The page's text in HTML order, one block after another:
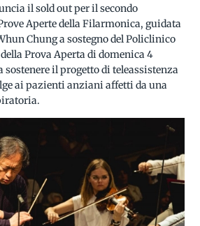
il sold out per il secondo
Aperte della Filarmonica, guidata
Chung a sostegno del Policlinico
Prova Aperta di domenica 4
il progetto di teleassistenza
ai pazienti anziani affetti da una